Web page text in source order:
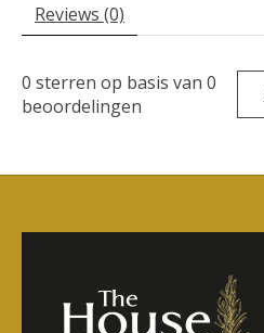
Reviews (0)
0 sterren op basis van 0
beoordelingen